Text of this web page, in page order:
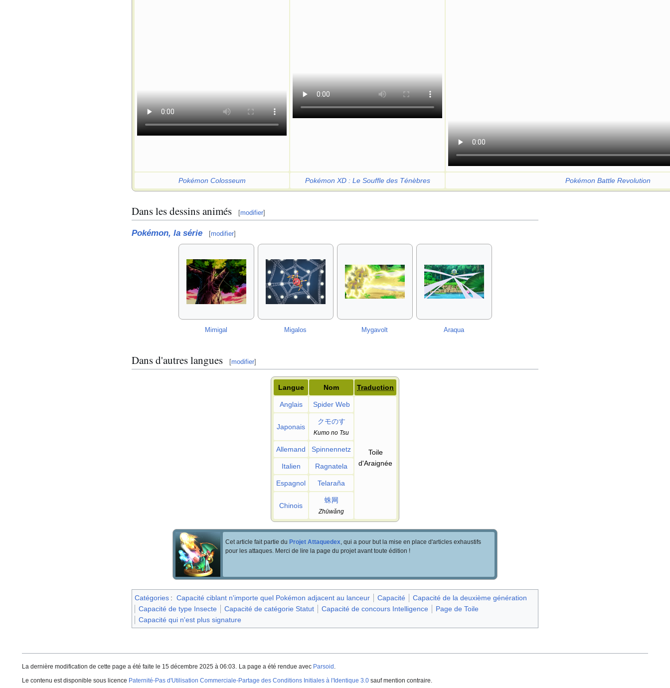
Pokémon Colosseum Pokémon XD : Le Souffle des Ténèbres Pokémon Battle Revolution
Dans les dessins animés [modifier]
Pokémon, la série [modifier]
Mimigal Migalos Mygavolt Araqua
Dans d'autres langues [modifier]
Langue Nom Traduction
Anglais Spider Web
Toile
d'Araignée
Japonais
クモのす
Kumo no Tsu
Allemand Spinnennetz
Italien Ragnatela
Espagnol Telaraña
Chinois
蛛网
Zhūwǎng
Cet article fait partie du Projet Attaquedex, qui a pour but la mise en place d'articles exhaustifs
pour les attaques. Merci de lire la page du projet avant toute édition !
Catégories : Capacité ciblant n'importe quel Pokémon adjacent au lanceur Capacité
Capacité de la deuxième génération
Capacité de type Insecte
Capacité de catégorie Statut Capacité de concours Intelligence
Page de Toile
Capacité qui n'est plus signature
La dernière modification de cette page a été faite le 15 décembre 2025 à 06:03. La page a été rendue avec Parsoid .
Le contenu est disponible sous licence Paternité-Pas d'Utilisation Commerciale-Partage des Conditions Initiales à l'Identique 3.0 sauf mention contraire.